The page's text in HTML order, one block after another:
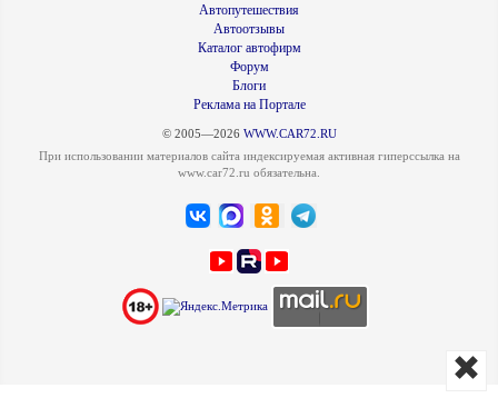
Автопутешествия
Автоотзывы
Каталог автофирм
Форум
Блоги
Реклама на Портале
© 2005—2026 WWW.CAR72.RU
При использовании материалов сайта индексируемая активная гиперссылка на
www.car72.ru обязательна.